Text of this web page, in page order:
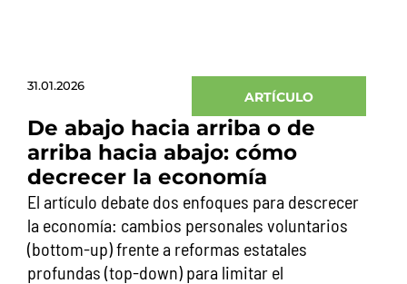
31.01.2026
ARTÍCULO
De abajo hacia arriba o de
arriba hacia abajo: cómo
decrecer la economía
El artículo debate dos enfoques para descrecer
la economía: cambios personales voluntarios
(bottom-up) frente a reformas estatales
profundas (top-down) para limitar el